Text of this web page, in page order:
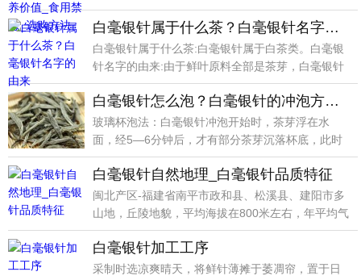
冒、麻疹患者
白毫银针属于什么茶？白毫银针名字的由来
白毫银针属于什么茶:白毫银针属于白茶类。白毫银
针名字的由来:由于鲜叶原料全部是茶芽，白毫银针
制成成品
白毫银针怎么泡？白毫银针的冲泡方法_玻璃杯泡法_盖碗泡法
玻璃杯泡法：白毫银针冲泡开始时，茶芽浮在水
面，经5—6分钟后，才有部分茶芽沉落杯底，此时
茶芽条条挺立
白毫银针自然地理_白毫银针品质特征
闽北产区-福建省南平市政和县、松溪县、建阳市多
山地，丘陵地貌，平均海拔在800米左右，年平均气
温16
白毫银针加工工序
采制时选凉爽晴天，将鲜针薄摊于萎凋帘，置于日